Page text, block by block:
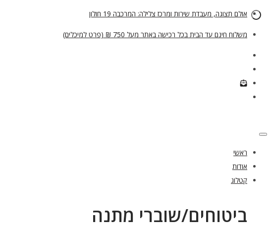
אולם תצוגה, מעבדת שירות ומרכז צלילה: המרכבה 19 חולון
משלוח חינם עד הבית בכל רכישה באתר מעל 750 ₪ (פרט למיכלים)
ראשי
אודות
קטלוג
ביטוחים/שוברי מתנה